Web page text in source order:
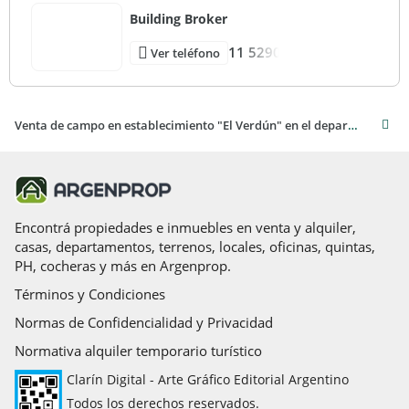
Además, cuenta con:
Dormitorio para personal doméstico
Baño para el personal
Sala de carnicería
Existe una casa independiente destinada al personal, que
incluye cocina con fogón, dormitorio y baño.
Infraestructura
El establecimiento posee galpones con las siguientes
dimensiones aproximadas:
Galpón de 16 m x 16 m
Galpón de 4 m x 10 m, equipado con fogón para esquiladores
Building Broker
Ver teléfono 11 5290
Venta de campo en establecimiento "El Verdún" en el departamento de Artigas, paraje Sepultura.
Encontrá propiedades e inmuebles en venta y alquiler,
casas, departamentos, terrenos, locales, oficinas, quintas,
PH, cocheras y más en Argenprop.
Términos y Condiciones
Normas de Confidencialidad y Privacidad
Normativa alquiler temporario turístico
Clarín Digital - Arte Gráfico Editorial Argentino
Todos los derechos reservados.